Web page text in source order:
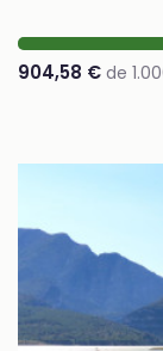
904,58 € de